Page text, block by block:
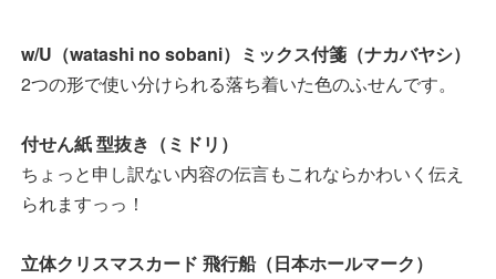
w/U（watashi no sobani）ミックス付箋（ナカバヤシ）
2つの形で使い分けられる落ち着いた色のふせんです。
付せん紙 型抜き（ミドリ）
ちょっと申し訳ない内容の伝言もこれならかわいく伝え
られますっっ！
立体クリスマスカード 飛行船（日本ホールマーク）